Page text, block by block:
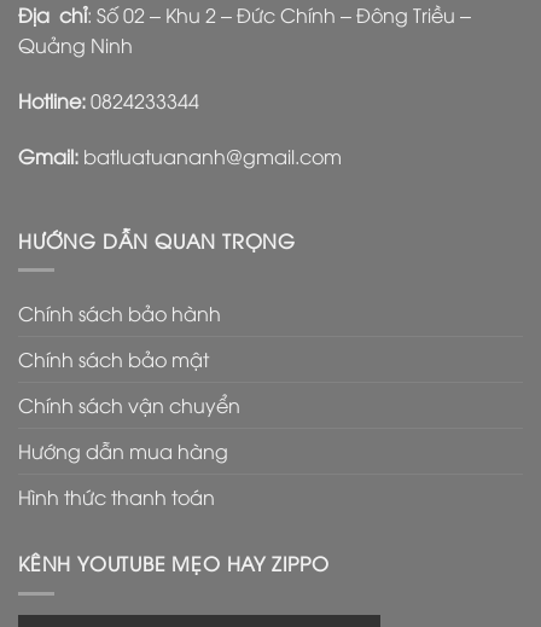
Địa chỉ: Số 02 – Khu 2 – Đức Chính – Đông Triều –
Quảng Ninh
Hotline:0824233344
Gmail: batluatuananh@gmail.com
HƯỚNG DẪN QUAN TRỌNG
Chính sách bảo hành
Chính sách bảo mật
Chính sách vận chuyển
Hướng dẫn mua hàng
Hình thức thanh toán
KÊNH YOUTUBE MẸO HAY ZIPPO